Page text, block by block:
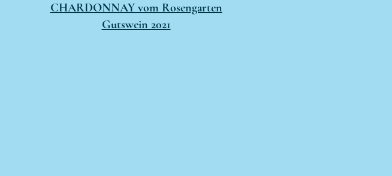
CHARDONNAY vom Rosengarten
Gutswein 2021